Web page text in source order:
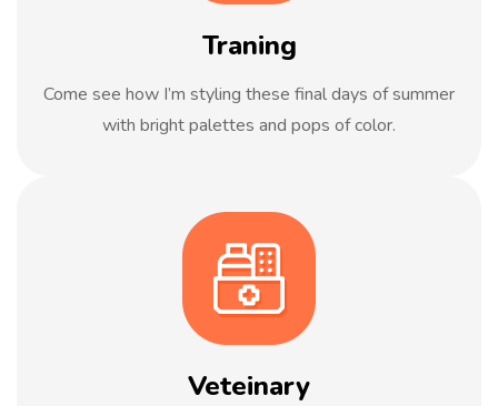
Traning
Come see how I’m styling these final days of summer
with bright palettes and pops of color.
Veteinary